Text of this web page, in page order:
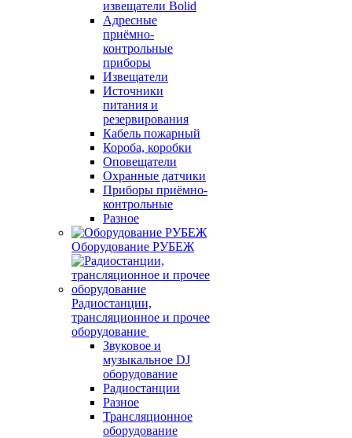
извещатели Bolid
Адресные
приёмно-
контрольные
приборы
Извещатели
Источники
питания и
резервирования
Кабель пожарный
Короба, коробки
Оповещатели
Охранные датчики
Приборы приёмно-
контрольные
Разное
Оборудование РУБЕЖ
Радиостанции,
трансляционное и прочее
оборудование
Звуковое и
музыкальное DJ
оборудование
Радиостанции
Разное
Трансляционное
оборудование